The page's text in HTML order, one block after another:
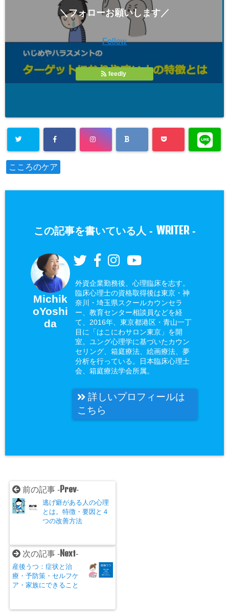
＼フォローお願いします／
Follow
feedly
こころのケア
この記事を書いている人 - WRITER-
Michik
oYoshi
da
外資企業勤務後、心理臨床を志す。
臨床心理士の資格取得後は東京・神
奈川・埼玉県スクールカウンセラ
ー、教育センター相談員などを経
て、2016年、東京都港区・青山一丁
目に「はこにわサロン東京」を開
室。ユング心理学に基づいたカウン
セリング、箱庭療法、絵画療法、夢
分析を行っている。日本臨床心理士
会、箱庭療法学会所属。
詳しいプロフィールは
こちら
前の記事 -Prev-
逃げ癖がある人の心理
とは。特徴・要因と４
つの改善方法
次の記事 -Next-
産後うつ：症状と治
療・予防策・セルフケ
ア・家族にできること